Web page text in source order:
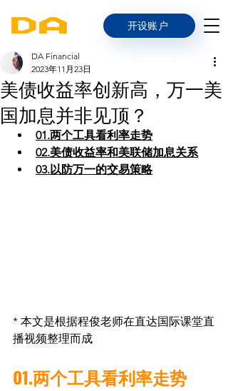
开设账户
美债收益率创新高，万一美
国加息并非见顶？
DA Financial
2023年11月23日
01.两个工具看利率走势
02.美债收益率和美联储加息关系
03.以防万一的交易策略
* 本文是根据程俊老师在直达国际课堂直
播视频整理而成
01.两个工具看利率走势